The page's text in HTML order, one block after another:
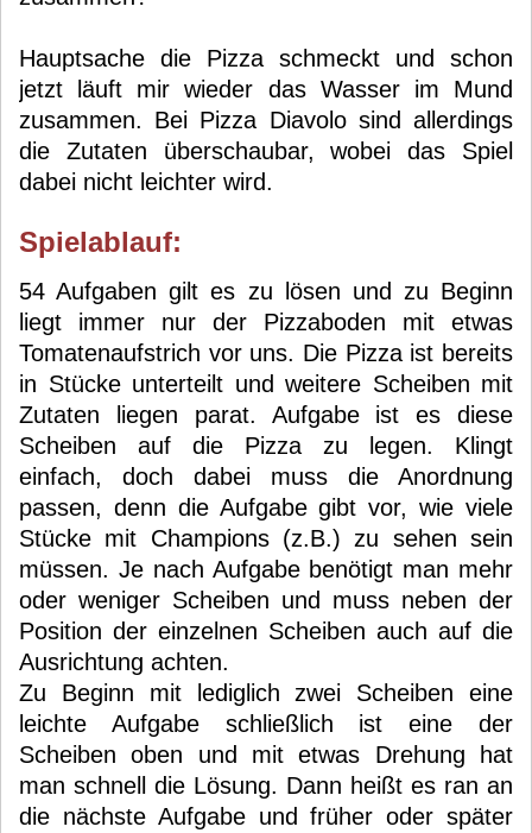
Hauptsache die Pizza schmeckt und schon
jetzt läuft mir wieder das Wasser im Mund
zusammen. Bei Pizza Diavolo sind allerdings
die Zutaten überschaubar, wobei das Spiel
dabei nicht leichter wird.
Spielablauf:
54 Aufgaben gilt es zu lösen und zu Beginn
liegt immer nur der Pizzaboden mit etwas
Tomatenaufstrich vor uns. Die Pizza ist bereits
in Stücke unterteilt und weitere Scheiben mit
Zutaten liegen parat. Aufgabe ist es diese
Scheiben auf die Pizza zu legen. Klingt
einfach, doch dabei muss die Anordnung
passen, denn die Aufgabe gibt vor, wie viele
Stücke mit Champions (z.B.) zu sehen sein
müssen. Je nach Aufgabe benötigt man mehr
oder weniger Scheiben und muss neben der
Position der einzelnen Scheiben auch auf die
Ausrichtung achten.
Zu Beginn mit lediglich zwei Scheiben eine
leichte Aufgabe schließlich ist eine der
Scheiben oben und mit etwas Drehung hat
man schnell die Lösung. Dann heißt es ran an
die nächste Aufgabe und früher oder später